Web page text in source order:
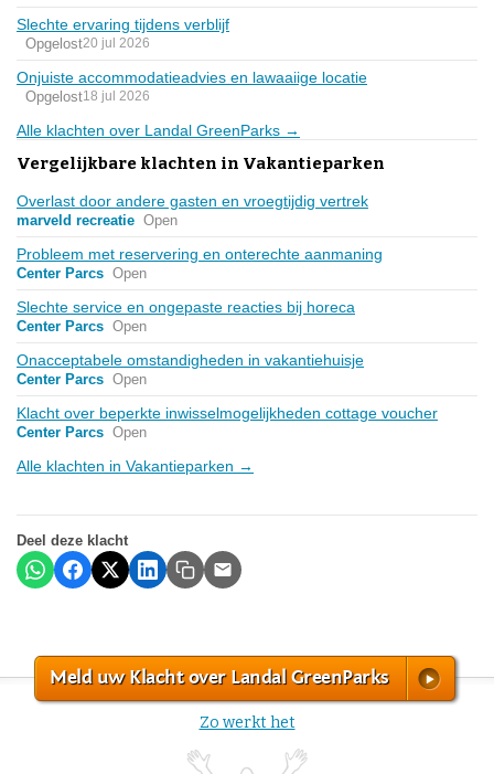
Slechte ervaring tijdens verblijf
Opgelost20 jul 2026
Onjuiste accommodatieadvies en lawaaiige locatie
Opgelost18 jul 2026
Alle klachten over Landal GreenParks →
Vergelijkbare klachten in Vakantieparken
Overlast door andere gasten en vroegtijdig vertrek
marveld recreatie Open
Probleem met reservering en onterechte aanmaning
Center Parcs Open
Slechte service en ongepaste reacties bij horeca
Center Parcs Open
Onacceptabele omstandigheden in vakantiehuisje
Center Parcs Open
Klacht over beperkte inwisselmogelijkheden cottage voucher
Center Parcs Open
Alle klachten in Vakantieparken →
Deel deze klacht
Meld uw Klacht over Landal GreenParks
Zo werkt het